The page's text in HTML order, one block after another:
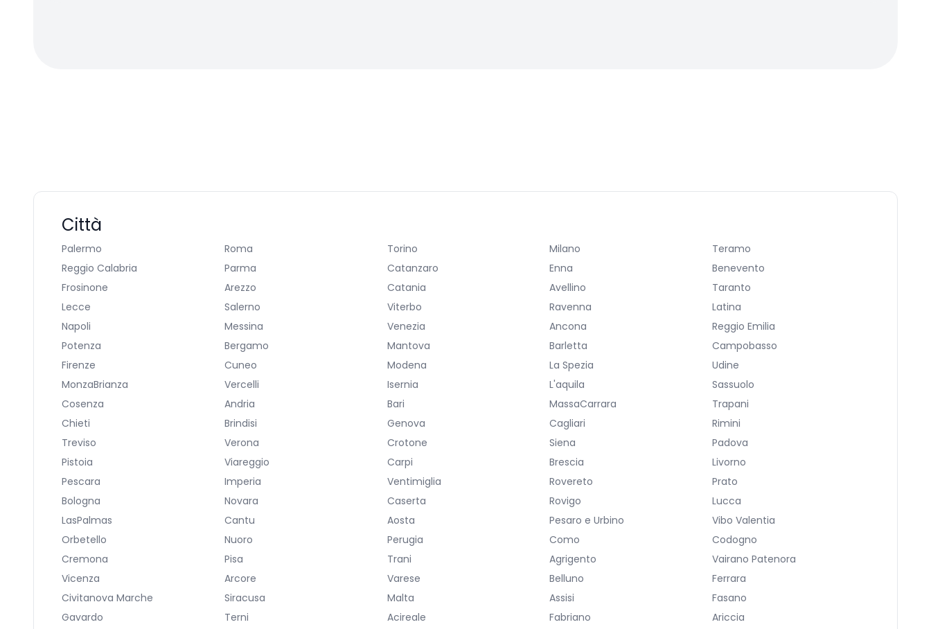
Città
Palermo Roma Torino Milano
Teramo
Reggio Calabria
Parma Catanzaro Enna
Benevento
Frosinone
Arezzo Catania Avellino
Taranto
Lecce
Salerno Viterbo Ravenna
Latina
Napoli
Messina Venezia Ancona
Reggio Emilia
Potenza
Bergamo Mantova Barletta
Campobasso
Firenze
Cuneo Modena La Spezia
Udine
MonzaBrianza
Vercelli Isernia L'aquila
Sassuolo
Cosenza
Andria Bari MassaCarrara
Trapani
Chieti
Brindisi Genova Cagliari
Rimini
Treviso
Verona Crotone Siena
Padova
Pistoia
Viareggio Carpi Brescia
Livorno
Pescara
Imperia Ventimiglia Rovereto
Prato
Bologna
Novara Caserta Rovigo
Lucca
LasPalmas
Cantu Aosta Pesaro e Urbino
Vibo Valentia
Orbetello
Nuoro Perugia Como
Codogno
Cremona
Pisa Trani Agrigento
Vairano Patenora
Vicenza
Arcore Varese Belluno
Ferrara
Civitanova Marche
Siracusa Malta Assisi
Fasano
Gavardo
Terni Acireale Fabriano
Ariccia